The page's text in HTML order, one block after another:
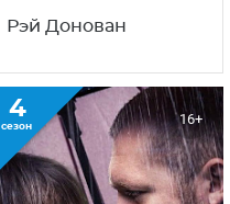
Рэй Донован
4
сезон 16+